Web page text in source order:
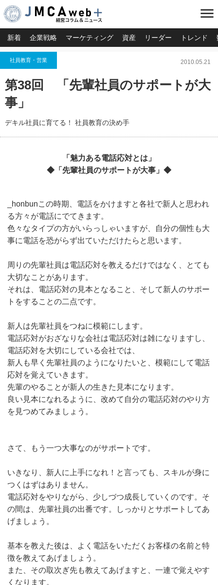
menu
新着 企業戦略 マーケティング 資産 リーダー トレンド
社員教育・営業 2010.05.21
第38回 「先輩社員のサポートが大
事」
デキル社員に育てる！ 社員教育の決め手
「魅力ある電話応対とは」
◆「先輩社員のサポートが大事」◆
_honbunこの時期、電話をかけますと各社で新人と思われ
る方々が電話にでてきます。
色々なタイプの方がいらっしゃいますが、自分の個性も大
事に電話を恐がらず出ていただけたらと思います。
周りの先輩社員は電話応対を教えるだけではなく、とても
大切なことがあります。
それは、電話応対の見本となること、そして新人のサポー
トをすることの二点です。
新人は先輩社員をつねに模範にします。
電話応対がおざなりな会社は電話応対は雑になりますし、
電話応対を大切にしている会社では、
新人も早く先輩社員のようになりたいと、模範にして電話
応対を覚えていきます。
先輩のやることが新人の生きた見本になります。
良い見本になれるように、改めて自分の電話応対のやり方
を見つめてみましょう。
さて、もう一つ大事なのがサポートです。
いきなり、新人に上手になれ！と言っても、スキルが身に
つくはずはありません。
電話応対をやりながら、少しづつ成長していくのです。そ
の間は、先輩社員の出番です。しっかりとサポートしてあ
げましょう。
基本を教えた後は、よく電話をいただくお客様の名前と特
徴を教えてあげましょう。
また、その取次ぎ先も教えてあげますと、一連で覚えやす
くなります。